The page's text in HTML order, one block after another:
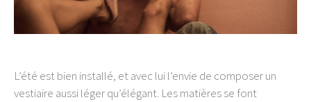
L’été est bien installé, et avec lui l’envie de composer un
vestiaire aussi léger qu’élégant. Les matières se font